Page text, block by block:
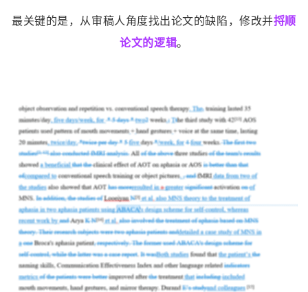
最关键的是，从审稿人角度找出论文的缺陷，修改并捋顺
论文的逻辑。